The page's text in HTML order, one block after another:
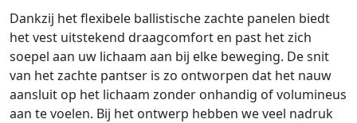
Dankzij het flexibele ballistische zachte panelen biedt
het vest uitstekend draagcomfort en past het zich
soepel aan uw lichaam aan bij elke beweging. De snit
van het zachte pantser is zo ontworpen dat het nauw
aansluit op het lichaam zonder onhandig of volumineus
aan te voelen. Bij het ontwerp hebben we veel nadruk